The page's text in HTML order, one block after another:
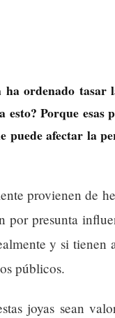
ordenado tasar
Porque
puede afectar la
provienen de
por presunta
y si
públicos.
joyas sean